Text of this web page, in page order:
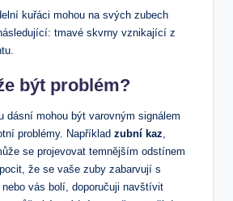
kuřáci mohou na svých zubech
tmavé skvrny vznikající z
být problém?
dásní mohou být varovným signálem
problémy. Například zubní kaz
se projevovat temnějším odstínem
že se vaše zuby zabarvují s
vás bolí, doporučuji navštívit